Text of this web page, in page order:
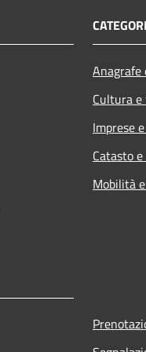
Cultura
Imprese
Catasto
Mobilità